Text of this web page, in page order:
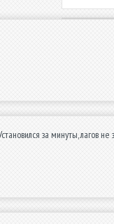
за минуты, лагов